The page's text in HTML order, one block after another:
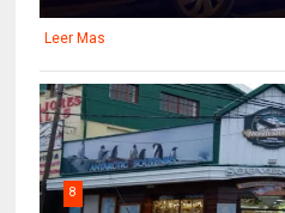
Leer Mas
8